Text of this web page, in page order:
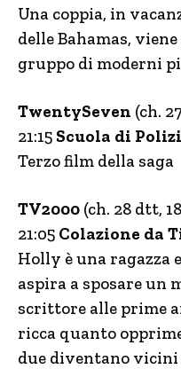
Una coppia, in
delle Bahamas,
gruppo di moderni
TwentySeven (ch.
21:15 Scuola di
Terzo film della saga
TV2000 (ch. 28 dtt,
21:05 Colazione da
Holly è una ragazza
aspira a sposare un
scrittore alle prime
ricca quanto
due diventano